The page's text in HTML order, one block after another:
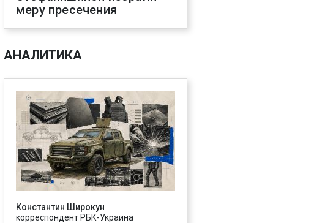
меру пресечения
АНАЛИТИКА
Константин Широкун
корреспондент РБК-Украина